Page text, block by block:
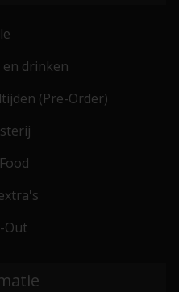
drinken
(Pre-Order)
Out